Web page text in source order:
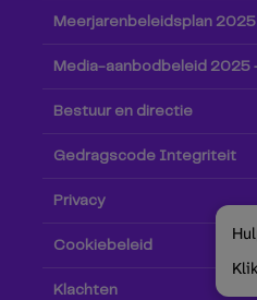
Meerjarenbeleidsplan
Media-aanbodbeleid 2025
Bestuur en directie
Gedragscode Integriteit
Privacy
Cookiebeleid
Klachten